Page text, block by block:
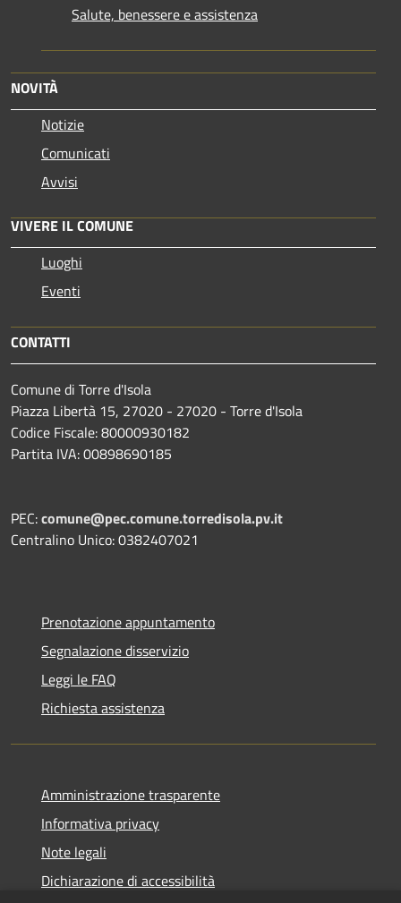
Salute, benessere e assistenza
NOVITÀ
Notizie
Comunicati
Avvisi
VIVERE IL COMUNE
Luoghi
Eventi
CONTATTI
Comune di Torre d'Isola
Piazza Libertà 15, 27020 - 27020 - Torre d'Isola
Codice Fiscale: 80000930182
Partita IVA: 00898690185
PEC:comune@pec.comune.torredisola.pv.it
Centralino Unico: 0382407021
Prenotazione appuntamento
Segnalazione disservizio
Leggi le FAQ
Richiesta assistenza
Amministrazione trasparente
Informativa privacy
Note legali
Dichiarazione di accessibilità